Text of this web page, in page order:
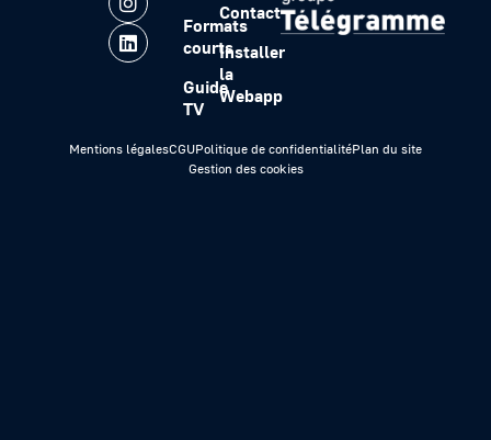
Formats
courts
Guide
TV
Contact
Installer
la
Webapp
Mentions légalesCGUPolitique de confidentialitéPlan du site
Gestion des cookies